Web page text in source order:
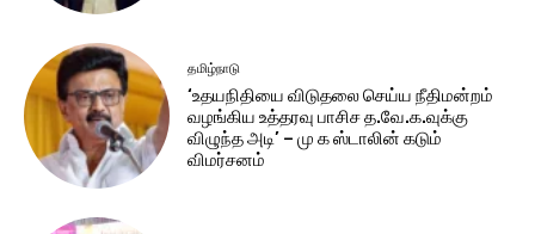
தமிழ்நாடு
‘உதயநிதியை விடுதலை செய்ய நீதிமன்றம்
வழங்கிய உத்தரவு பாசிச த.வே.க.வுக்கு
விழுந்த அடி’ – மு க ஸ்டாலின் கடும்
விமர்சனம்